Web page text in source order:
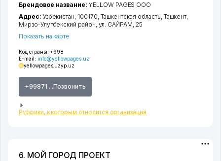
Код страны: +998
E-mail: info@yellowpages.uz
yellowpages.uzyp.uz
+99871 ...Позвонить
Рубрики, к которым относится организация
Брендовое название: YELLOW PAGES ООО
Адрес: Узбекистан, 100170, Ташкентская область Ташкент
Мирзо-Улугбекский район ул. САЙРАМ , 25
Показать на карте
6. МОЙ ГОРОД ПРОЕКТ